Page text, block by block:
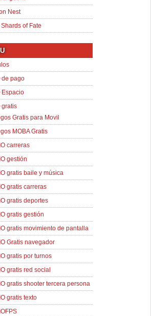
Nest
Shards of Fate
de pago
Espacio
gratis
Gratis para Movil
MOBA Gratis
carreras
gestión
gratis baile y música
gratis carreras
gratis deportes
gratis gestión
gratis movimiento de pantalla
Gratis navegador
gratis por turnos
gratis red social
gratis shooter tercera persona
gratis texto